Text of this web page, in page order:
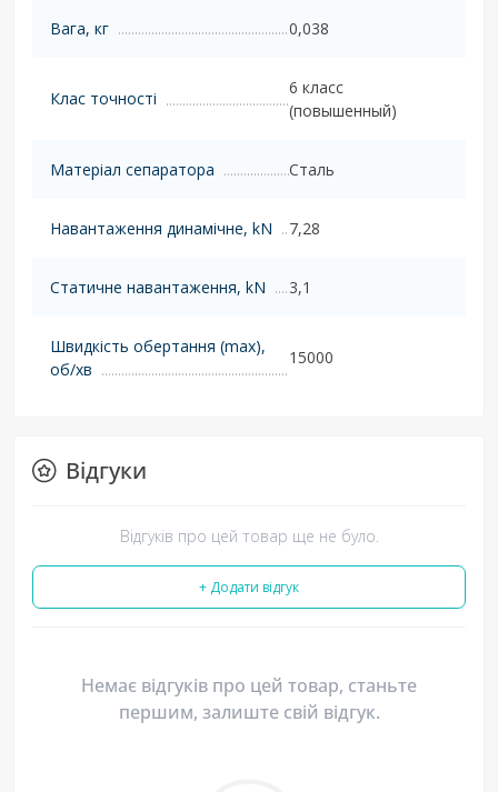
Вага, кг 0,038
Клас точності
6 класс
(повышенный)
Матеріал сепаратора Сталь
Навантаження динамічне, kN 7,28
Статичне навантаження, kN 3,1
Швидкість обертання (max),
об/хв
15000
Відгуки
Відгуків про цей товар ще не було.
+ Додати відгук
Немає відгуків про цей товар, станьте
першим, залиште свій відгук.